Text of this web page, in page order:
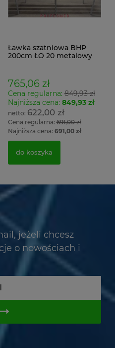
Ławka szatniowa BHP
200cm ŁO 20 metalowy
765,06 zł
Cena regularna:849,93 zł
Najniższa cena: 849,93 zł
622,00 zł
Cena regularna:691,00 zł
Najniższa cena: 691,00 zł
do koszyka
jeżeli chcesz
o nowościach i